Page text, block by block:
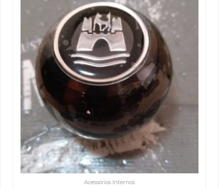
Acessórios Internos